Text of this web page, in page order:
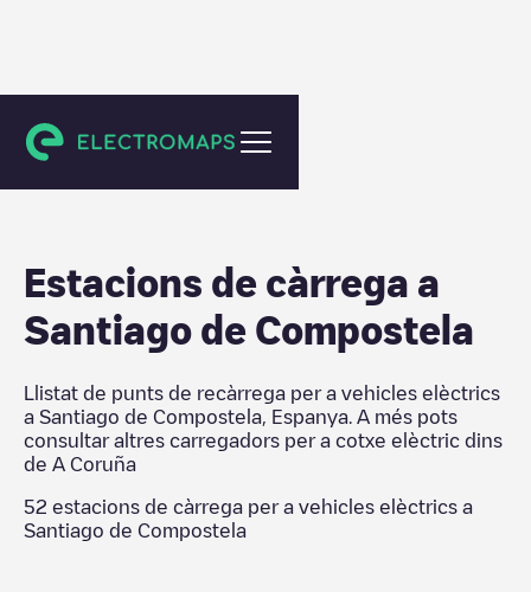
A Coruña
Estacions de càrrega a
Santiago de Compostela
Llistat de punts de recàrrega per a vehicles elèctrics
a Santiago de Compostela Espanya . A més pots
consultar altres carregadors per a cotxe elèctric dins
de A Coruña
52 estacions de càrrega per a vehicles elèctrics a
Santiago de Compostela